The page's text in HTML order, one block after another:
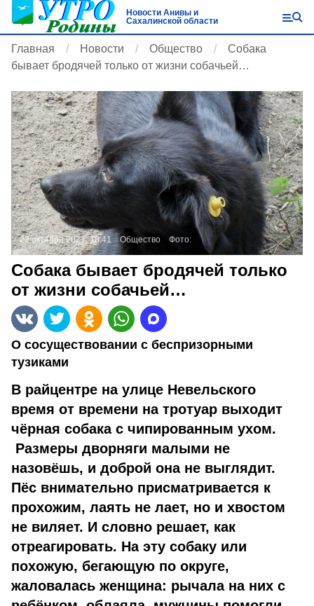
Новости Анивы и
Сахалинской области
Главная Новости Общество
Собака
бывает бродячей только от жизни собачьей…
22 октября 2021, 18:41 Общество Фото:
Собака бывает бродячей только
от жизни собачьей…
О сосуществовании с беспризорными
тузиками
В райцентре на улице Невельского
время от времени на тротуар выходит
чёрная собака с чипированным ухом.
Размеры дворняги малыми не
назовёшь, и доброй она не выглядит.
Пёс внимательно присматривается к
прохожим, лаять не лает, но и хвостом
не виляет. И словно решает, как
отреагировать. На эту собаку или
похожую, бегающую по округе,
жаловалась женщина: рычала на них с